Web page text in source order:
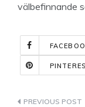
välbefinnande